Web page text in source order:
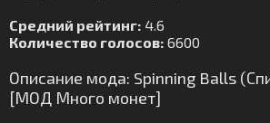
Средний рейтинг: 4.6
Количество голосов: 6600
Описание мода: Spinning Balls
[МОД Много монет]